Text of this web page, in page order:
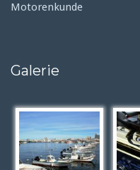
Motorenkunde
Galerie